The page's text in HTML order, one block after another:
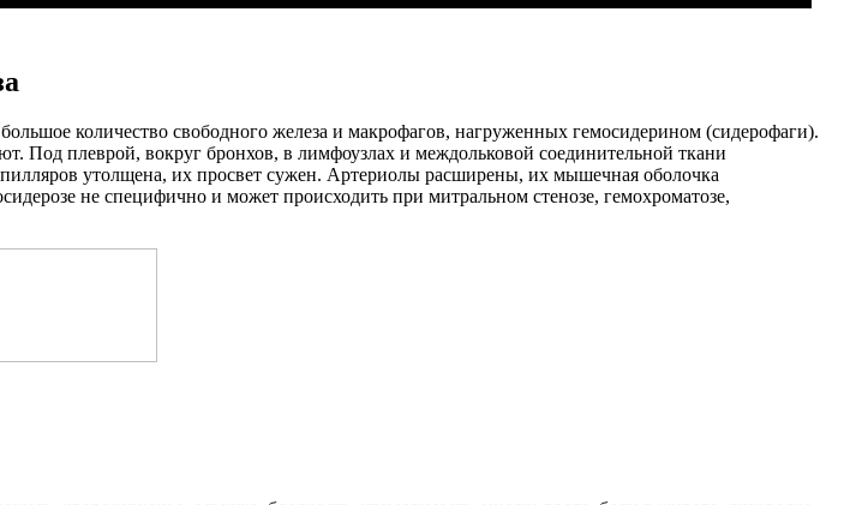
количество свободного железа и макрофагов, нагруженных гемосидерином (сидерофаги).
Под плеврой, вокруг бронхов, в лимфоузлах и междольковой соединительной ткани
утолщена, их просвет сужен. Артериолы расширены, их мышечная оболочка
не специфично и может происходить при митральном стенозе, гемохроматозе,